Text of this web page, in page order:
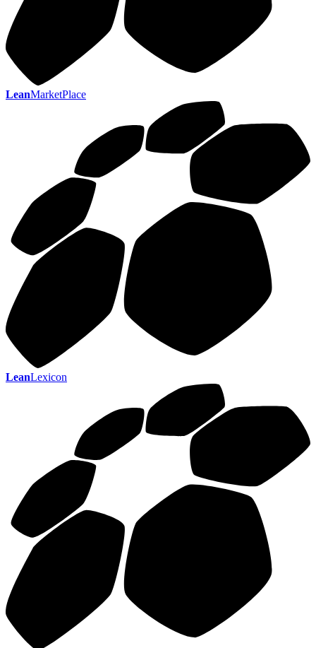
LeanMarketPlace
LeanLexicon